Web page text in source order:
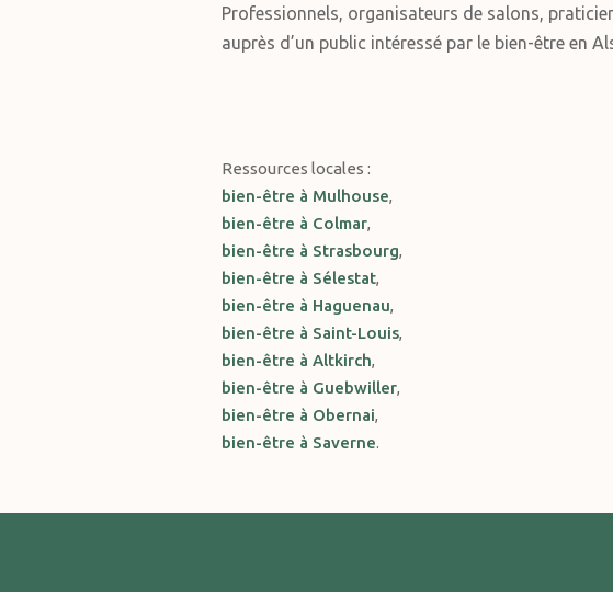
Professionnels, organisateurs de salons,
auprès d’un public intéressé par le bien-être en
Ressources locales :
bien-être à Mulhouse,
bien-être à Colmar,
bien-être à Strasbourg,
bien-être à Sélestat,
bien-être à Haguenau,
bien-être à Saint-Louis,
bien-être à Altkirch,
bien-être à Guebwiller,
bien-être à Obernai,
bien-être à Saverne.